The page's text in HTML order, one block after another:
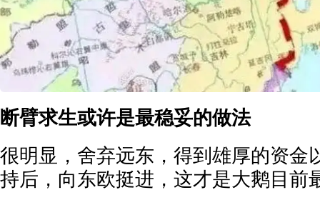
断臂求生或许是最稳妥的做法
很明显，舍弃远东，得到雄厚的资金
持后，向东欧挺进，这才是大鹅目前